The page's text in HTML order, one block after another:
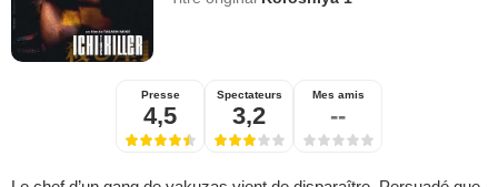
Presse
4,5
Spectateurs
3,2
Mes amis
--